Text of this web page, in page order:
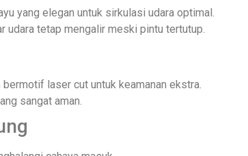
yang elegan untuk sirkulasi udara optimal.
udara tetap mengalir meski pintu tertutup.
laser cut untuk keamanan ekstra.
sangat aman.